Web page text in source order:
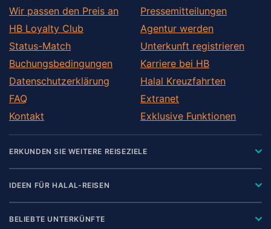
Wir passen den Preis an
HB Loyalty Club
Status-Match
Buchungsbedingungen
Datenschutzerklärung
FAQ
Kontakt
Pressemitteilungen
Agentur werden
Unterkunft registrieren
Karriere bei HB
Halal Kreuzfahrten
Extranet
Exklusive Funktionen
ERKUNDEN SIE WEITERE REISEZIELE
IDEEN FÜR HALAL-REISEN
BELIEBTE UNTERKÜNFTE